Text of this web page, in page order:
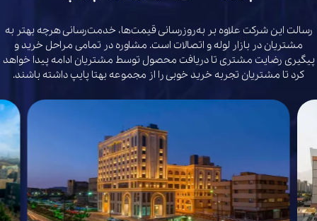
رسالت این شرکت علاوه بر به‌روزرسانی قیمت‌ها، خدمت‌رسانی هرچه بهتر به
مشتریان در بازار لوله و اتصالات است. مشاوره در تمامی مراحل خرید و
پیگیری رضایت مشتری تا دریافت محصول توسط مشتریان ادامه پیدا خواهد
کرد تا مشتریان تجربه خرید خوبی را از مجموعه بهتا پایپ داشته باشند.